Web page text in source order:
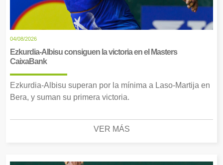
04/08/2026
Ezkurdia-Albisu consiguen la victoria en el Masters
CaixaBank
Ezkurdia-Albisu superan por la mínima a Laso-Martija en
Bera, y suman su primera victoria.
VER MÁS